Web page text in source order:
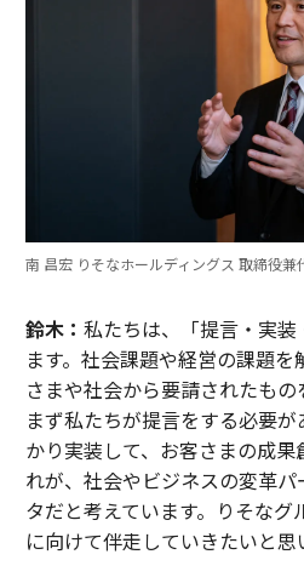
南 昌宏 りそなホールディングス 取締役兼
鈴木： 私たちは、「提言・実
ます。社会課題や経営の課題
さまや社会から要請されたもの
まず私たちが提言をする必要
かり実装して、お客さまの成
れが、社会やビジネスの変革
タだと考えています。りそなグ
に向けて伴走していきたいと思